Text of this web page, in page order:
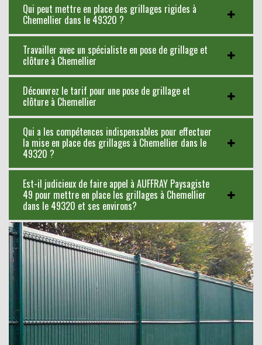
Qui peut mettre en place des grillages rigides à
Chemellier dans le 49320 ?
Travailler avec un spécialiste en pose de grillage et
clôture à Chemellier
Découvrez le tarif pour une pose de grillage et
clôture à Chemellier
Qui a les compétences indispensables pour effectuer
la mise en place des grillages à Chemellier dans le
49320 ?
Est-il judicieux de faire appel à AUFFRAY Paysagiste
49 pour mettre en place les grillages à Chemellier
dans le 49320 et ses environs?